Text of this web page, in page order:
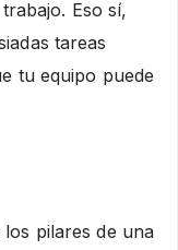
Eso sí,
tareas
tu equipo puede
pilares de una